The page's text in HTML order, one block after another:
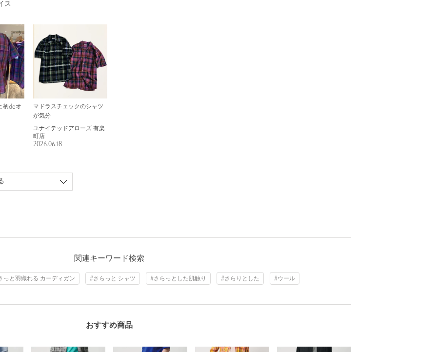
ス
柄deオ
マドラスチェックのシャツ
が気分
ユナイテッドアローズ 有楽
町店
2026.06.18
関連キーワード検索
っと羽織れる カーディガン #さらっと シャツ #さらっとした肌触り #さらりとした #ウール
おすすめ商品